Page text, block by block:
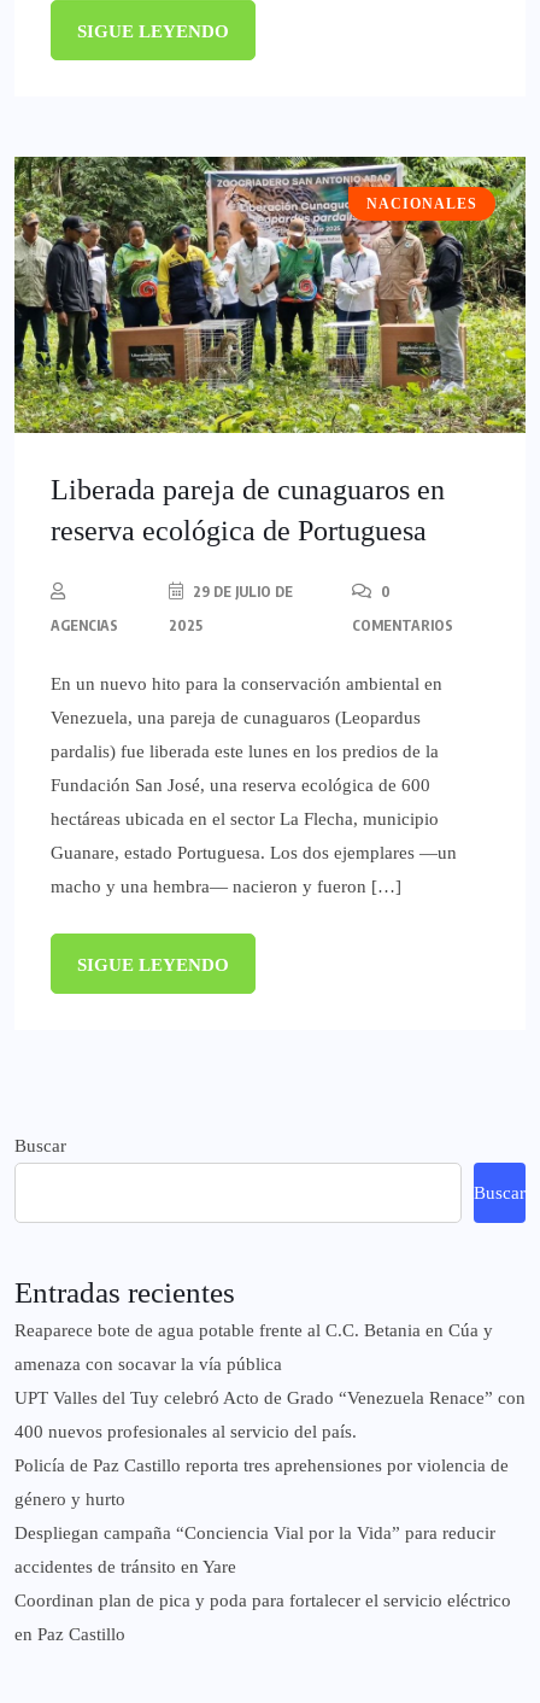
SIGUE LEYENDO
NACIONALES
Liberada pareja de cunaguaros en
reserva ecológica de Portuguesa
AGENCIAS
29 DE JULIO DE
2025
0
COMENTARIOS
En un nuevo hito para la conservación ambiental en
Venezuela, una pareja de cunaguaros (Leopardus
pardalis) fue liberada este lunes en los predios de la
Fundación San José, una reserva ecológica de 600
hectáreas ubicada en el sector La Flecha, municipio
Guanare, estado Portuguesa. Los dos ejemplares —un
macho y una hembra— nacieron y fueron […]
SIGUE LEYENDO
Buscar
Buscar
Entradas recientes
Reaparece bote de agua potable frente al C.C. Betania en Cúa y
amenaza con socavar la vía pública
UPT Valles del Tuy celebró Acto de Grado “Venezuela Renace” con
400 nuevos profesionales al servicio del país.
‎Policía de Paz Castillo reporta tres aprehensiones por violencia de
género y hurto
‎Despliegan campaña “Conciencia Vial por la Vida” para reducir
accidentes de tránsito en Yare
Coordinan plan de pica y poda para fortalecer el servicio eléctrico
en Paz Castillo